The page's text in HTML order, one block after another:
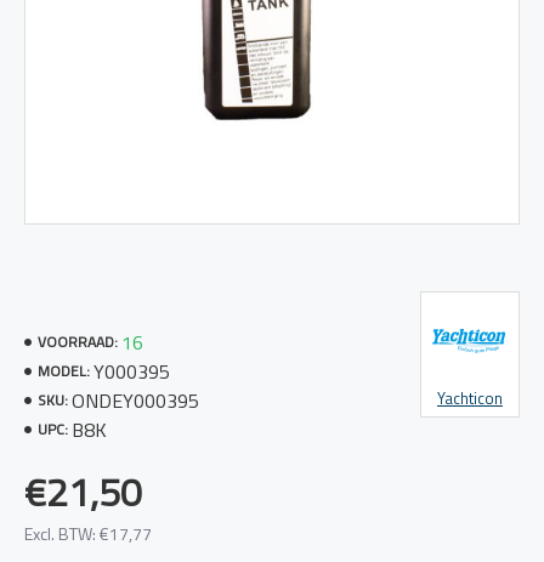
VOORRAAD: 16
MODEL:Y000395
SKU:ONDEY000395
UPC: B8K
Yachticon
€21,50
Excl. BTW: €17,77